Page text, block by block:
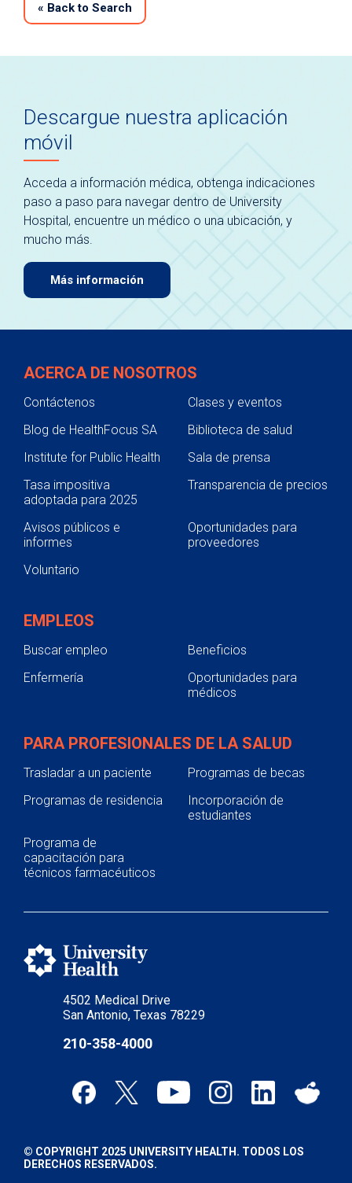
« Back to Search
Descargue nuestra aplicación
móvil
Acceda a información médica, obtenga indicaciones
paso a paso para navegar dentro de University
Hospital, encuentre un médico o una ubicación, y
mucho más.
Más información
4502 Medical Drive
San Antonio, Texas 78229
210-358-4000
ACERCA DE NOSOTROS
Contáctenos
Clases y eventos
Blog de HealthFocus SA
Biblioteca de salud
Institute for Public Health
Sala de prensa
Tasa impositiva
adoptada para 2025
Transparencia de precios
Avisos públicos e
informes
Oportunidades para
proveedores
Voluntario
EMPLEOS
Buscar empleo
Beneficios
Enfermería
Oportunidades para
médicos
PARA PROFESIONALES DE LA SALUD
Trasladar a un paciente
Programas de becas
Programas de residencia
Incorporación de
estudiantes
Programa de
capacitación para
técnicos farmacéuticos
© COPYRIGHT 2025 UNIVERSITY HEALTH. TODOS LOS
DERECHOS RESERVADOS.